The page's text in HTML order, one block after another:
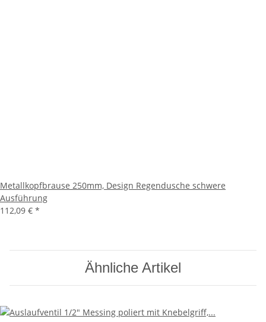
Metallkopfbrause 250mm, Design Regendusche schwere
Ausführung
112,09 € *
Ähnliche Artikel